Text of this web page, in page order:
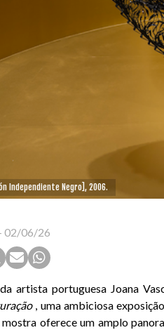
Independiente Negro], 2006.
02/06/26
artista portuguesa Joana
, uma ambiciosa
oferece um amplo